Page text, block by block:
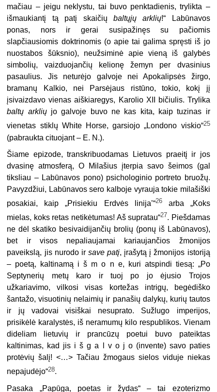
mačiau – jeigu neklystu, tai buvo penktadienis, trylikta –
išmaukiantį tą patį skaičių baltųjų arklių!“ Labūnavos
ponas, nors ir gerai susipažinęs su pačiomis
slapčiausiomis doktrinomis (o apie tai galima spręsti iš jo
nuostabos šūksnio), neužsiminė apie vieną iš galybės
simbolių, vaizduojančių kelionę žemyn per dvasinius
pasaulius. Jis neturėjo galvoje nei Apokalipsės žirgo,
bramanų Kalkio, nei Parsėjaus ristūno, tokio, kokį jį
įsivaizdavo vienas aiškiaregys, Karolio XII bičiulis. Trylika
baltų arkliųjo galvoje buvo ne kas kita, kaip tuzinas ir
vienetas stiklų White Horse, garsiojo „Londono viskio“25
(pabraukta cituojant – E. N.).
Šiame epizode, transkribuodamas Lietuvos praeitį ir jos
dvasinę atmosferą, O Milašius įterpia savo šeimos (gal
tiksliau – Labūnavos pono) psichologinio portreto bruožų.
Pavyz­džiui, Labūnavos sero kalboje vyrauja tokie milašiški
posakiai, kaip „Prisiekiu Erdvės linija’“26arba „Koks
mielas, koks retas netikėtumas! Aš supratau“27. Piešdamas
ne dėl skatiko besivaidijančių brolių (ponų iš Labūnavos),
bet ir visos nepaliaujamai kariaujančios žmonijos
paveikslą, jis nurodo ir save patį, įrašytą į žmonijos istoriją
– poetą, kaltinamą i š m o n e, kuri atspindi tiesą: „Po
Septynerių metų karo ir tuoj po jo ėjusio Trojos
užkariavimo, vilkosi visas kortežas intrigų, begėdiško
šantažo, visuotinių nelaimių ir panašių dalykų, kurių tautos
ir jų vadovai visiškai nesuprato. Sužlugo imperijos,
prisikėlė karalystės, iš neramumų kilo respublikos. Vienam
dideliam lietuvių ir prancūzų poetui buvo pateiktas
kaltinimas, kad jis i š g a l v o j o (invente) savo paties
protėvių šalį! <…> Tačiau žmogaus sielos viduje niekas
nepajudėjo“28.
Pasaka „Papūga, poetas ir žydas“ – tai ezoterizmo